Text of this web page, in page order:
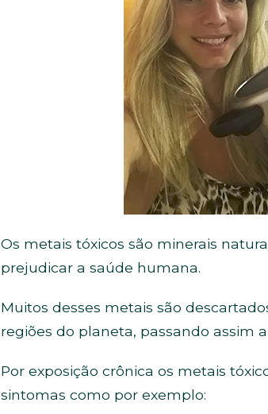
Os metais tóxicos são minerais
prejudicar a saúde humana.
Muitos desses metais são
regiões do planeta, passando assim
Por exposição crônica os metais
sintomas como por exemplo: